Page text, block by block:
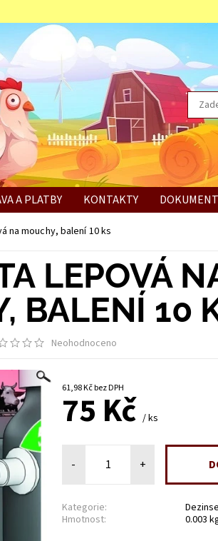
A PLATBY KONTAKTY
na mouchy, balení 10 ks
LEPOVÁ
BALENÍ 10
Neohodnoceno
61,98 Kč bez DPH
75 Kč/ ks
- +
Kategorie:
Hmotnost:
0.003